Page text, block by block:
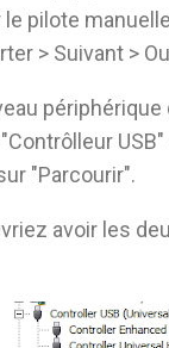
pilote
> Suivant >
"Parcourir".
avoir les